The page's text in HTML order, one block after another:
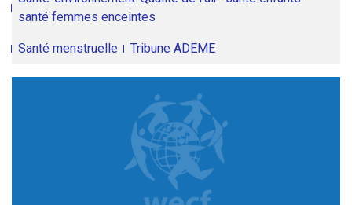
santé femmes enceintes
Santé menstruelle Tribune ADEME